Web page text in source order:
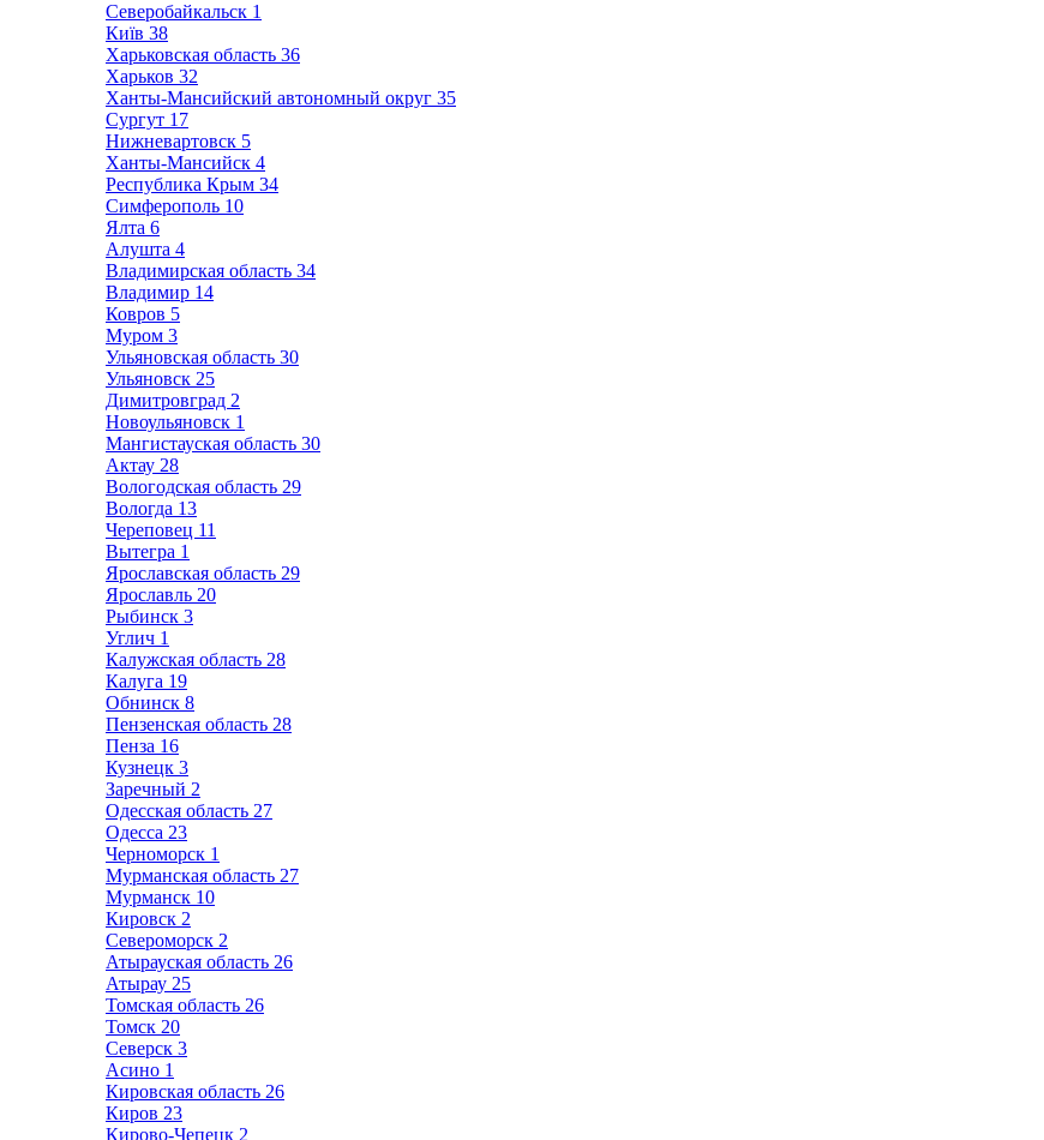
Северобайкальск 1
Київ 38
Харьковская область 36
Харьков 32
Ханты-Мансийский автономный округ 35
Сургут 17
Нижневартовск 5
Ханты-Мансийск 4
Республика Крым 34
Симферополь 10
Ялта 6
Алушта 4
Владимирская область 34
Владимир 14
Ковров 5
Муром 3
Ульяновская область 30
Ульяновск 25
Димитровград 2
Новоульяновск 1
Мангистауская область 30
Актау 28
Вологодская область 29
Вологда 13
Череповец 11
Вытегра 1
Ярославская область 29
Ярославль 20
Рыбинск 3
Углич 1
Калужская область 28
Калуга 19
Обнинск 8
Пензенская область 28
Пенза 16
Кузнецк 3
Заречный 2
Одесская область 27
Одесса 23
Черноморск 1
Мурманская область 27
Мурманск 10
Кировск 2
Североморск 2
Атырауская область 26
Атырау 25
Томская область 26
Томск 20
Северск 3
Асино 1
Кировская область 26
Киров 23
Кирово-Чепецк 2